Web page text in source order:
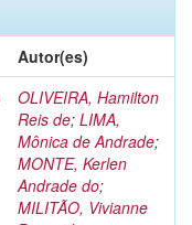
Autor(es)
OLIVEIRA, Hamilton
Reis de; LIMA,
Mônica de Andrade;
MONTE, Kerlen
Andrade do;
MILITÃO, Vivianne